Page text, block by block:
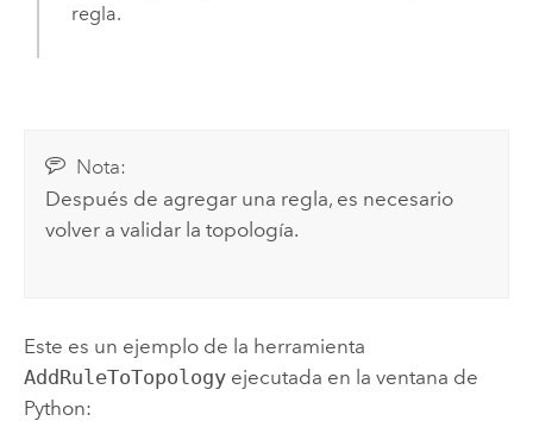
regla.
Nota:
Después de agregar una regla, es necesario
volver a validar la topología.
Este es un ejemplo de la herramienta
AddRuleToTopologyejecutada en la ventana de
Python: